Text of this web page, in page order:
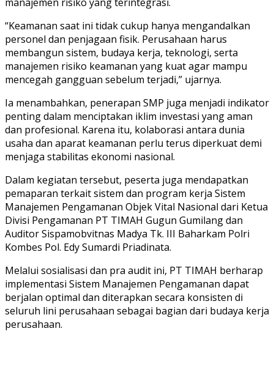
“Keamanan saat ini tidak cukup hanya mengandalkan
personel dan penjagaan fisik. Perusahaan harus
membangun sistem, budaya kerja, teknologi, serta
manajemen risiko keamanan yang kuat agar mampu
mencegah gangguan sebelum terjadi,” ujarnya.
Ia menambahkan, penerapan SMP juga menjadi indikator
penting dalam menciptakan iklim investasi yang aman
dan profesional. Karena itu, kolaborasi antara dunia
usaha dan aparat keamanan perlu terus diperkuat demi
menjaga stabilitas ekonomi nasional.
Dalam kegiatan tersebut, peserta juga mendapatkan
pemaparan terkait sistem dan program kerja Sistem
Manajemen Pengamanan Objek Vital Nasional dari Ketua
Divisi Pengamanan PT TIMAH Gugun Gumilang dan
Auditor Sispamobvitnas Madya Tk. III Baharkam Polri
Kombes Pol. Edy Sumardi Priadinata.
Melalui sosialisasi dan pra audit ini, PT TIMAH berharap
implementasi Sistem Manajemen Pengamanan dapat
berjalan optimal dan diterapkan secara konsisten di
seluruh lini perusahaan sebagai bagian dari budaya kerja
perusahaan.